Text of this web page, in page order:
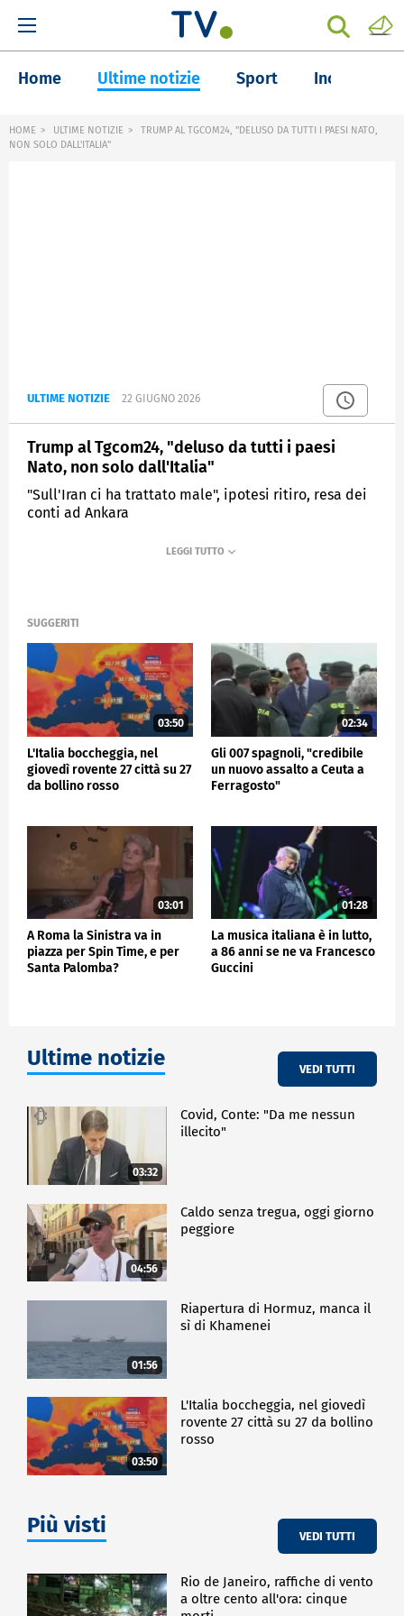
Home Ultime notizie Sport Inchieste
HOME ULTIME NOTIZIE
TRUMP AL TGCOM24, "DELUSO DA TUTTI I PAESI NATO,
NON SOLO DALL'ITALIA"
ULTIME NOTIZIE 22 GIUGNO 2026
Trump al Tgcom24, "deluso da tutti i paesi
Nato, non solo dall'Italia"
"Sull'Iran ci ha trattato male", ipotesi ritiro, resa dei
conti ad Ankara
SUGGERITI
03:50
L'Italia boccheggia, nel
giovedì rovente 27 città su 27
da bollino rosso
02:34
Gli 007 spagnoli, "credibile
un nuovo assalto a Ceuta a
Ferragosto"
03:01
A Roma la Sinistra va in
piazza per Spin Time, e per
Santa Palomba?
01:28
La musica italiana è in lutto,
a 86 anni se ne va Francesco
Guccini
Ultime notizie VEDI TUTTI
03:32
Covid, Conte: "Da me nessun
illecito"
04:56
Caldo senza tregua, oggi giorno
peggiore
01:56
Riapertura di Hormuz, manca il
sì di Khamenei
03:50
L'Italia boccheggia, nel giovedì
rovente 27 città su 27 da bollino
rosso
Più visti VEDI TUTTI
Rio de Janeiro, raffiche di vento
a oltre cento all'ora: cinque